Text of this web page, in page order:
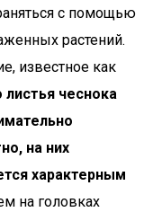
с помощью
растений.
известное как
чеснока
на них
характерным
на головках